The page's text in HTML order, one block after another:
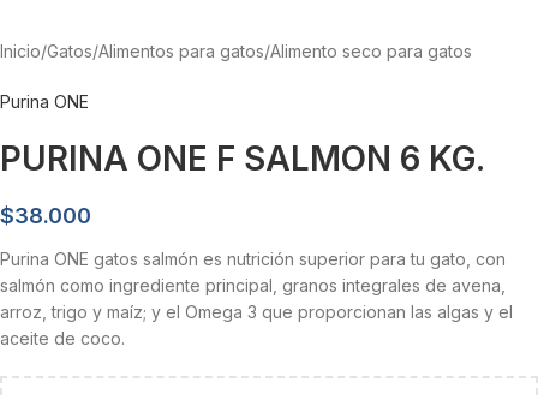
Inicio/Gatos/Alimentos para gatos/Alimento seco para gatos
Purina ONE
PURINA ONE F SALMON 6 KG.
$38.000
Purina ONE gatos salmón es nutrición superior para tu gato, con
salmón como ingrediente principal, granos integrales de avena,
arroz, trigo y maíz; y el Omega 3 que proporcionan las algas y el
aceite de coco.